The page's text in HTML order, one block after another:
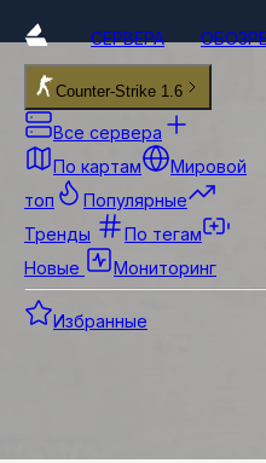
СЕРВЕРА
Counter-Strike 1.6
Все сервера
По картам
Мировой
топ
Популярные
Тренды
По тегам
Новые
Мониторинг
Избранные